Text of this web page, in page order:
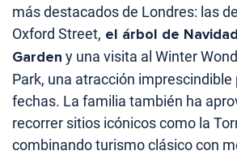
más destacados de Londres: las
Oxford Street, el árbol de
Garden y una visita al Winter
Park, una atracción imprescindible
fechas. La familia también ha
recorrer sitios icónicos como la
combinando turismo clásico con